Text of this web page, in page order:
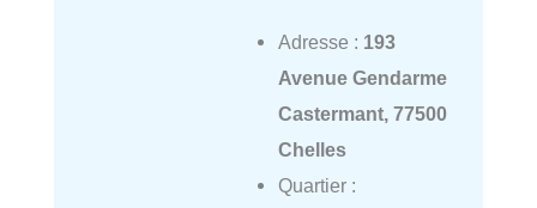
Adresse : 193
Avenue Gendarme
Castermant, 77500
Chelles
Quartier :